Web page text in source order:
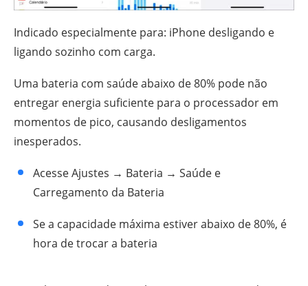
Indicado especialmente para: iPhone desligando e
ligando sozinho com carga.
Uma bateria com saúde abaixo de 80% pode não
entregar energia suficiente para o processador em
momentos de pico, causando desligamentos
inesperados.
Acesse Ajustes → Bateria → Saúde e
Carregamento da Bateria
Se a capacidade máxima estiver abaixo de 80%, é
hora de trocar a bateria